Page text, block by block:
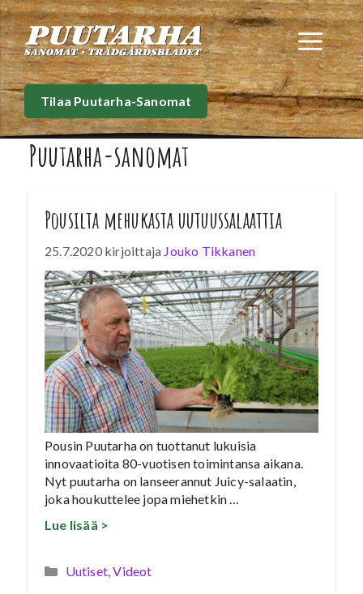
Siirry
sisältöön
Tilaa Puutarha-Sanomat
Puutarha-sanomat
Pousilta mehukasta uutuussalaattia
25.7.2020 kirjoittaja Jouko Tikkanen
Pousin Puutarha on tuottanut lukuisia
innovaatioita 80-vuotisen toimintansa aikana.
Nyt puutarha on lanseerannut Juicy-salaatin,
joka houkuttelee jopa miehetkin …
Lue lisää >
Kategoriat
Uutiset,Videot